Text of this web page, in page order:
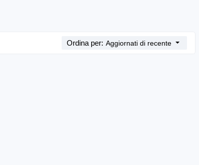
Ordina per: Aggiornati di recente